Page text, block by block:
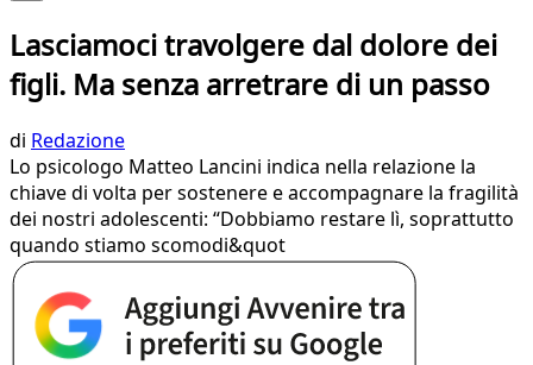
Lasciamoci travolgere dal dolore dei
figli. Ma senza arretrare di un passo
di Redazione
Lo psicologo Matteo Lancini indica nella relazione la
chiave di volta per sostenere e accompagnare la fragilità
dei nostri adolescenti: “Dobbiamo restare lì, soprattutto
quando stiamo scomodi&quot